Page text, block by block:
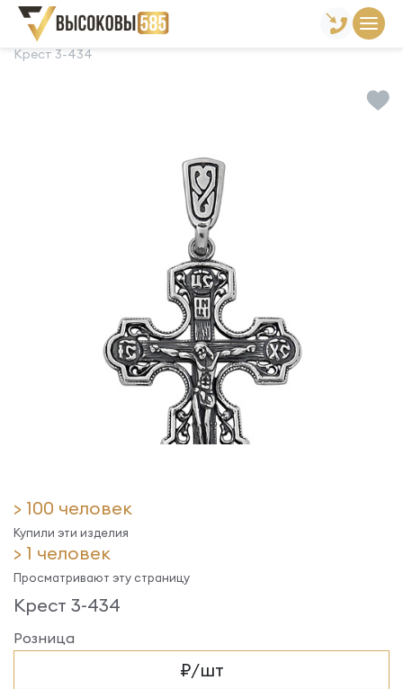
Главная Склад готовой продукции
Крест 3-434
> 100 человек
Купили эти изделия
> 1 человек
Просматривают эту страницу
Крест 3-434
Розница
₽/шт